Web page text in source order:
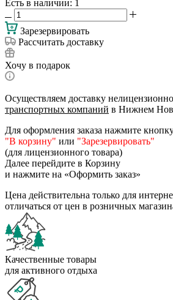
Есть в наличии: 1
Зарезервировать
Рассчитать доставку
Хочу в подарок
Осуществляем доставку
транспортных компаний в Нижнем
Для оформления заказа нажмите
"В корзину" или "Зарезервировать"
(для лицензионного товара)
Далее перейдите в Корзину
и нажмите на «Оформить заказ»
Цена действительна только для
отличаться от цен в розничных
Качественные товары
для активного отдыха